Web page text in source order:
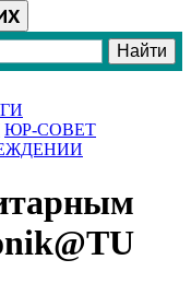
ЮР-СОВЕТ